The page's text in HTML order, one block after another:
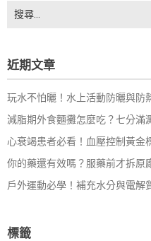
搜
尋
字:
近期文章
玩水不怕曬！水上活動防曬與防
減脂期外食麵攤怎麼吃？七分滿
心衰竭患者必看！血壓控制黃金
你的藥還有效嗎？服藥前才拆原
戶外運動必學！補充水分與電解
標籤